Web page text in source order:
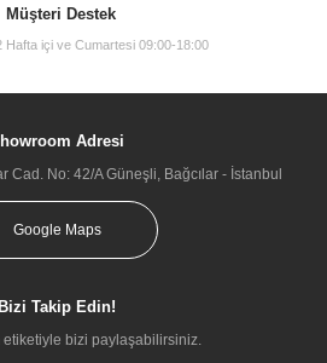
Müşteri Destek
Hafta içi ve Cumartesi 09:00-18:00
Adresi
Cad. No: 42/A Güneşli, Bağcılar - İstanbul
Google Maps
Bizi Takip Edin!
etiketiyle bizi paylaşabilirsiniz.